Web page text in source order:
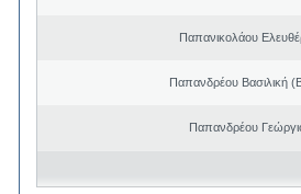
Παπανικολάου
Παπανδρέου Βασιλική
Παπανδρέου